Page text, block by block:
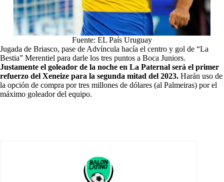
Fuente: EL País Uruguay
Jugada de Briasco, pase de Advíncula hacía el centro y gol de “La
Bestia” Merentiel para darle los tres puntos a Boca Juniors.
Justamente el goleador de la noche en La Paternal será el primer
refuerzo del Xeneize para la segunda mitad del 2023. Harán uso de
la opción de compra por tres millones de dólares (al Palmeiras) por el
máximo goleador del equipo.